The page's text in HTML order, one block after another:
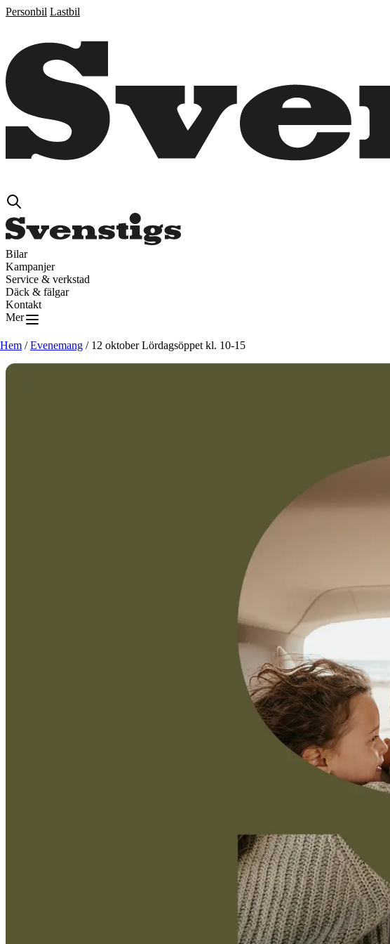
Personbil Lastbil
Bilar
Kampanjer
Service & verkstad
Däck & fälgar
Kontakt
Mer
Hem /Evenemang / 12 oktober Lördagsöppet kl. 10-15